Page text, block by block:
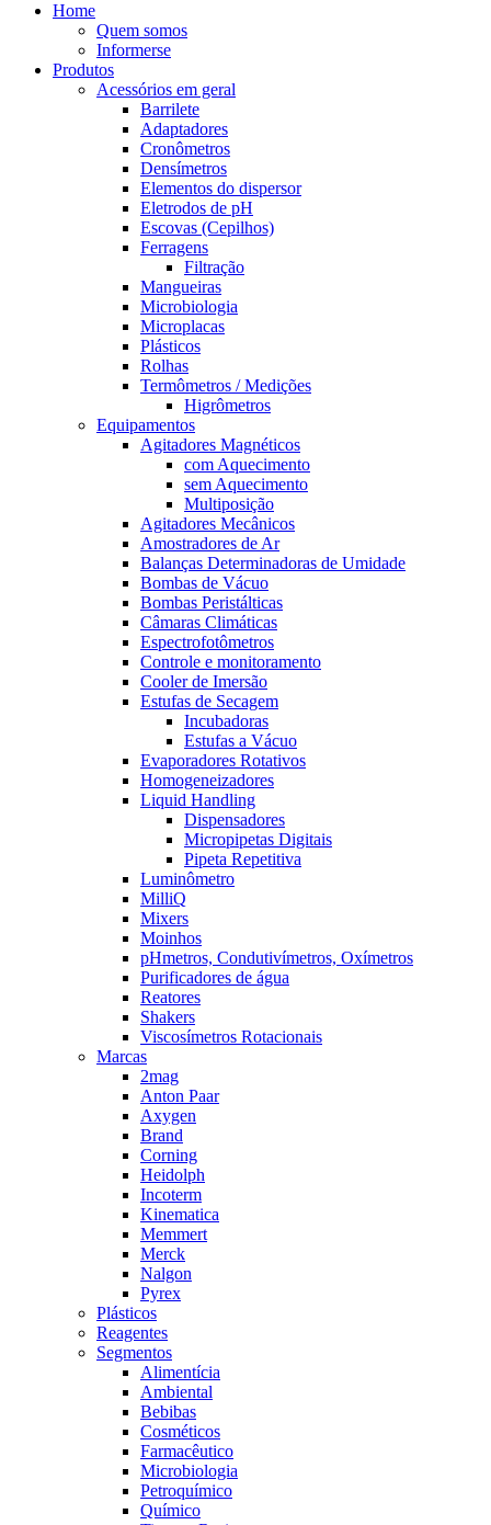
Home
Quem somos
Informerse
Produtos
Acessórios em geral
Barrilete
Adaptadores
Cronômetros
Densímetros
Elementos do dispersor
Eletrodos de pH
Escovas (Cepilhos)
Ferragens
Filtração
Mangueiras
Microbiologia
Microplacas
Plásticos
Rolhas
Termômetros / Medições
Higrômetros
Equipamentos
Agitadores Magnéticos
com Aquecimento
sem Aquecimento
Multiposição
Agitadores Mecânicos
Amostradores de Ar
Balanças Determinadoras de Umidade
Bombas de Vácuo
Bombas Peristálticas
Câmaras Climáticas
Espectrofotômetros
Controle e monitoramento
Cooler de Imersão
Estufas de Secagem
Incubadoras
Estufas a Vácuo
Evaporadores Rotativos
Homogeneizadores
Liquid Handling
Dispensadores
Micropipetas Digitais
Pipeta Repetitiva
Luminômetro
MilliQ
Mixers
Moinhos
pHmetros, Condutivímetros, Oxímetros
Purificadores de água
Reatores
Shakers
Viscosímetros Rotacionais
Marcas
2mag
Anton Paar
Axygen
Brand
Corning
Heidolph
Incoterm
Kinematica
Memmert
Merck
Nalgon
Pyrex
Plásticos
Reagentes
Segmentos
Alimentícia
Ambiental
Bebibas
Cosméticos
Farmacêutico
Microbiologia
Petroquímico
Químico